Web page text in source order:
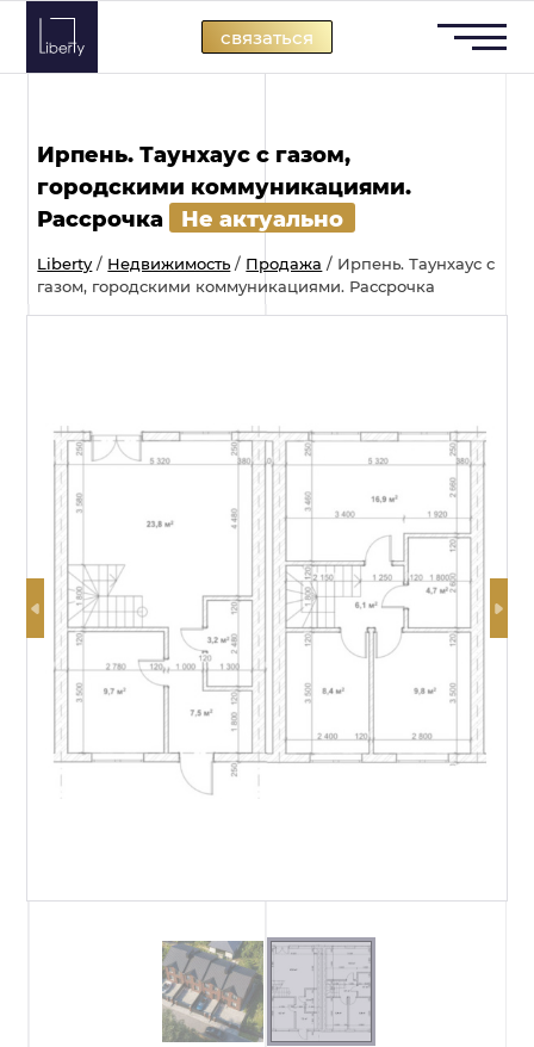
Skip
content
связаться
Ирпень. Таунхаус с газом,
городскими коммуникациями.
Рассрочка
Не актуально
Liberty / Недвижимость / Продажа / Ирпень. Таунхаус с
газом, городскими коммуникациями. Рассрочка